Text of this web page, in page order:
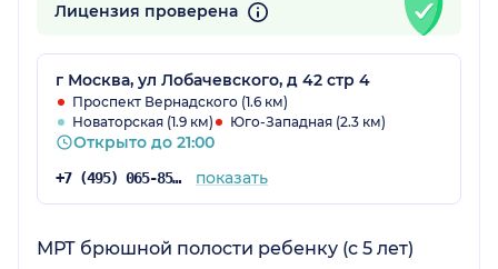
Лицензия проверена
г Москва, ул Лобачевского, д 42 стр 4
Проспект Вернадского (1.6 км)
Новаторская (1.9 км)
Юго-Западная (2.3 км)
Открыто до 21:00
+7 (495) 065-85-52 показать
МРТ брюшной полости ребенку (с 5 лет)